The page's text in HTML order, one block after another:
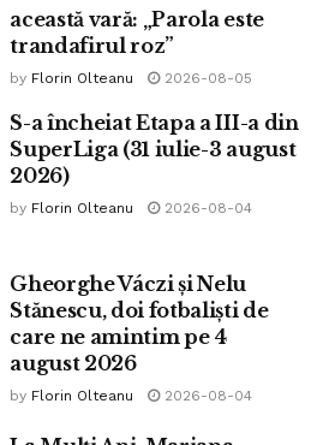
această vară: „Parola este
trandafirul roz”
by Florin Olteanu 2026-08-05
S-a încheiat Etapa a III-a din
SuperLiga (31 iulie-3 august
2026)
by Florin Olteanu 2026-08-04
Gheorghe Váczi și Nelu
Stănescu, doi fotbaliști de
care ne amintim pe 4
august 2026
by Florin Olteanu 2026-08-04